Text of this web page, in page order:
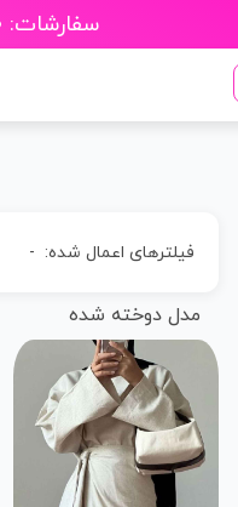
سفارشات: ۰۹۱۲۳۳۳۳۴۲۰ (از ۱۰/۳۰ الی ۲۰/۳۰)
فیلترهای اعمال شده: -
مدل دوخته شده